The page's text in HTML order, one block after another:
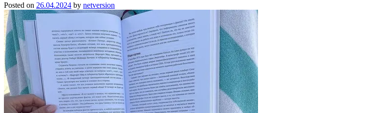
Posted on 26.04.2024 by netversion